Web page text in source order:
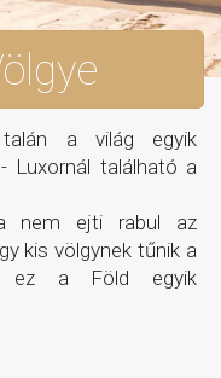
a világ egyik
Luxornál található a
nem ejti rabul az
kis völgynek tűnik a
ez a Föld egyik